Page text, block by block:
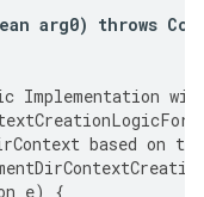
arg0) throws
Implementation
based on the
e)
{